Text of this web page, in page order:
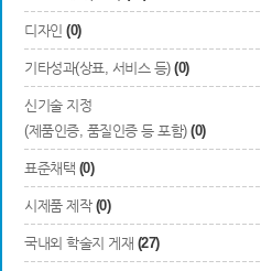
디자인 (0)
기타성과(상표, 서비스 등) (0)
신기술 지정
(제품인증, 품질인증 등 포함) (0)
표준채택 (0)
시제품 제작 (0)
국내외 학술지 게재 (27)
개인정보처리방침 회원가입약관
14066 경기도 안양시 동안구 시민대로
COPYRIGHTS © 2014 KAIA, ALL